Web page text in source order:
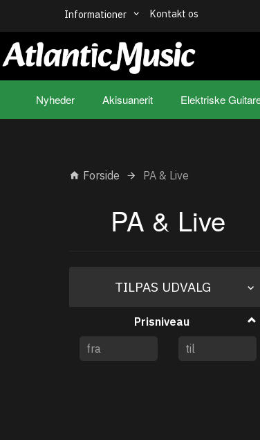
Informationer Kontakt os
Nyheder Akisuanerit Elektriske
Forside PA & Live
PA & Live
TILPAS UDVALG
Prisniveau